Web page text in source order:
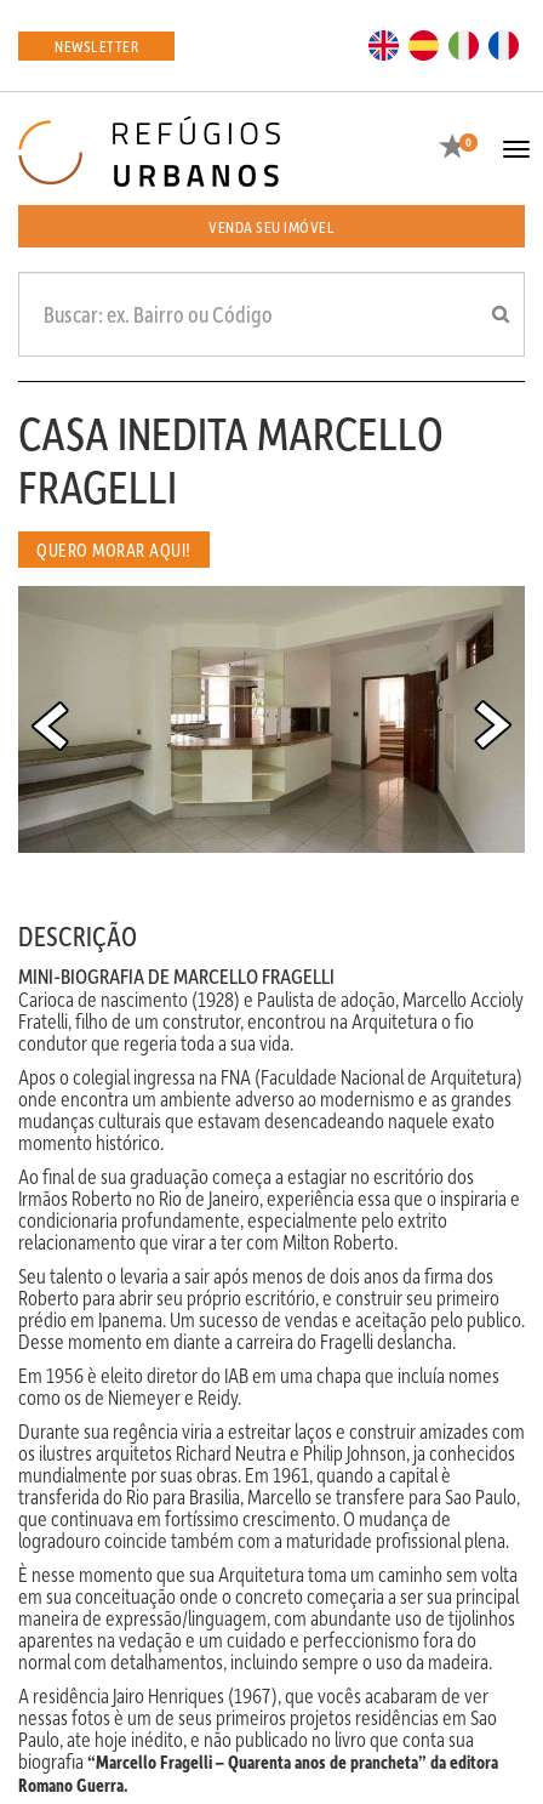
NEWSLETTER EN ES
Favoritos
0
VENDA SEU IMÓVEL
CASA INEDITA MARCELLO
FRAGELLI
QUERO MORAR AQUI!
DESCRIÇÃO
MINI-BIOGRAFIA DE MARCELLO FRAGELLI
Carioca de nascimento (1928) e Paulista de adoção, Marcello Accioly
Fratelli, filho de um construtor, encontrou na Arquitetura o fio
condutor que regeria toda a sua vida.
Apos o colegial ingressa na FNA (Faculdade Nacional de Arquitetura)
onde encontra um ambiente adverso ao modernismo e as grandes
mudanças culturais que estavam desencadeando naquele exato
momento histórico.
Ao final de sua graduação começa a estagiar no escritório dos
Irmãos Roberto no Rio de Janeiro, experiência essa que o inspiraria e
condicionaria profundamente, especialmente pelo extrito
relacionamento que virar a ter com Milton Roberto.
Seu talento o levaria a sair após menos de dois anos da firma dos
Roberto para abrir seu próprio escritório, e construir seu primeiro
prédio em Ipanema. Um sucesso de vendas e aceitação pelo publico.
Desse momento em diante a carreira do Fragelli deslancha.
Em 1956 è eleito diretor do IAB em uma chapa que incluía nomes
como os de Niemeyer e Reidy.
Durante sua regência viria a estreitar laços e construir amizades com
os ilustres arquitetos Richard Neutra e Philip Johnson, ja conhecidos
mundialmente por suas obras. Em 1961, quando a capital è
transferida do Rio para Brasilia, Marcello se transfere para Sao Paulo,
que continuava em fortíssimo crescimento. O mudança de
logradouro coincide também com a maturidade profissional plena.
È nesse momento que sua Arquitetura toma um caminho sem volta
em sua conceituação onde o concreto começaria a ser sua principal
maneira de expressão/linguagem, com abundante uso de tijolinhos
aparentes na vedação e um cuidado e perfeccionismo fora do
normal com detalhamentos, incluindo sempre o uso da madeira.
A residência Jairo Henriques (1967), que vocês acabaram de ver
nessas fotos è um de seus primeiros projetos residências em Sao
Paulo, ate hoje inédito, e não publicado no livro que conta sua
biografia “Marcello Fragelli – Quarenta anos de prancheta” da editora
Romano Guerra.